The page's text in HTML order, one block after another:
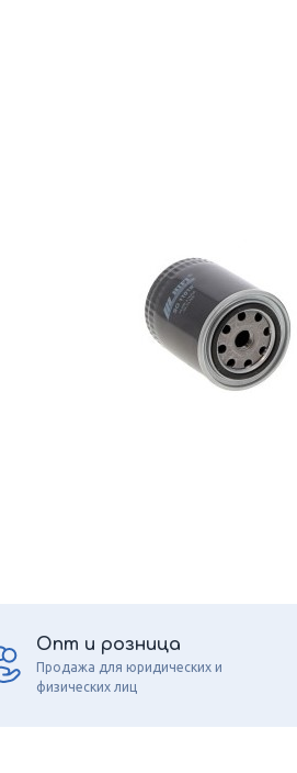
Опт и розница
Продажа для юридических и
физических лиц